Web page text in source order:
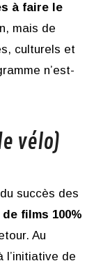
à faire le
mais de
culturels et
n’est-
vélo)
succès des
films 100%
Au
l’initiative de